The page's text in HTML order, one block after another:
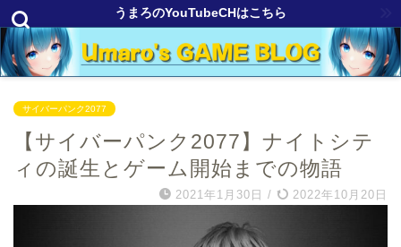
うまろのYouTubeCHはこちら
サイバーパンク2077
【サイバーパンク2077】ナイトシテ
ィの誕生とゲーム開始までの物語
2021年1月30日 / 2022年10月20日